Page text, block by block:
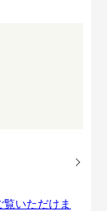
いただけま